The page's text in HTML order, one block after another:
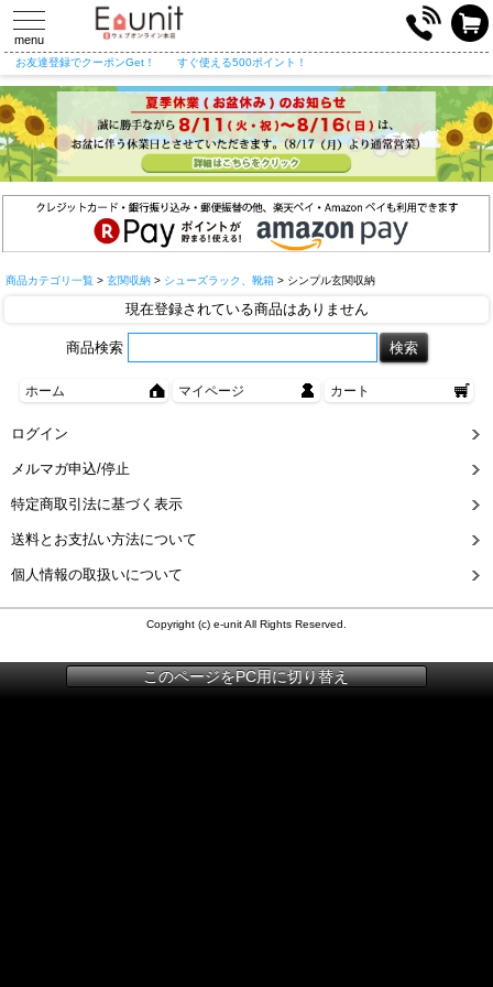
toggle
navigation
menu
お友達登録でクーポンGet！ すぐ使える500ポイント！
商品カテゴリ一覧 > 玄関収納 > シューズラック、靴箱 > シンプル玄関収納
現在登録されている商品はありません
商品検索
ホーム マイページ カート
ログイン
メルマガ申込/停止
特定商取引法に基づく表示
送料とお支払い方法について
個人情報の取扱いについて
Copyright (c) e-unit All Rights Reserved.
このページをPC用に切り替え